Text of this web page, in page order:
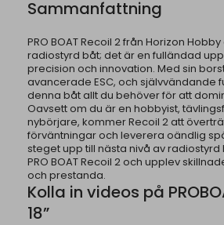
Sammanfattning
PRO BOAT Recoil 2 från Horizon
radiostyrd båt; det är en fulländad
precision och innovation. Med sin
avancerade ESC, och självvändande
denna båt allt du behöver för att
Oavsett om du är en hobbyist,
nybörjare, kommer Recoil 2 att
förväntningar och leverera oändlig
steget upp till nästa nivå av
PRO BOAT Recoil 2 och upplev
och prestanda.
Kolla in videos på
18”